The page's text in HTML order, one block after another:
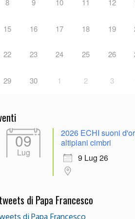
8 9 10 11 12
15 16 17 18 19
22 23 24 25 26
29 30 1 2 3
09
Lug
2026 ECHI suoni
altipiani cimbri
9 Lug 26
di Papa Francesco
di Papa Francesco